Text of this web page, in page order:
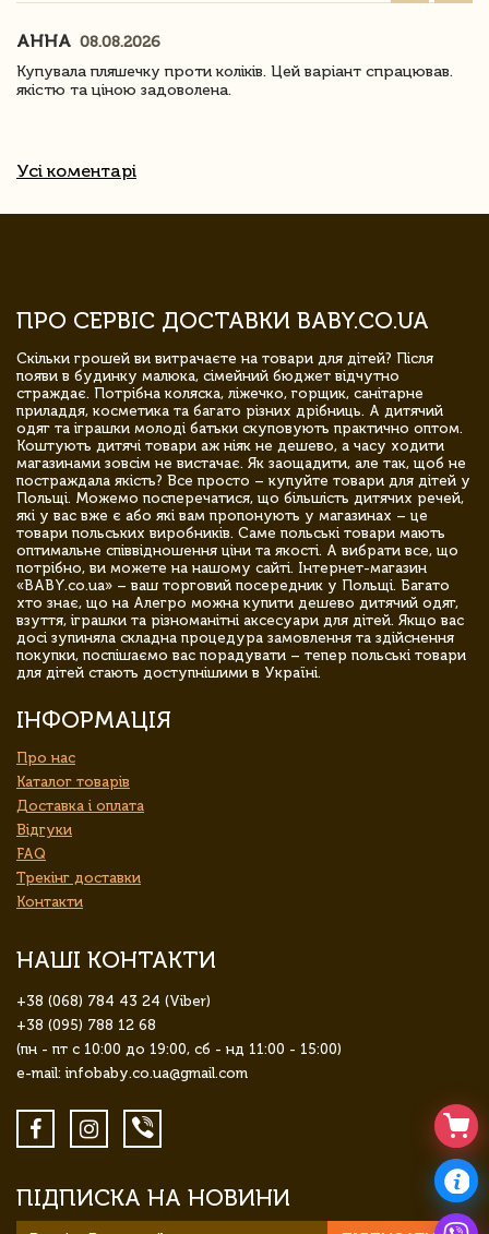
АННА 08.08.2026
Купувала пляшечку проти коліків. Цей варіант спрацював.
якістю та ціною задоволена.
Усі коментарі
ПРО СЕРВІС ДОСТАВКИ BABY.CO.UA
Скільки грошей ви витрачаєте на товари для дітей? Після
появи в будинку малюка, сімейний бюджет відчутно
страждає. Потрібна коляска, ліжечко, горщик, санітарне
приладдя, косметика та багато різних дрібниць. А дитячий
одяг та іграшки молоді батьки скуповують практично оптом.
Коштують дитячі товари аж ніяк не дешево, а часу ходити
магазинами зовсім не вистачає. Як заощадити, але так, щоб не
постраждала якість? Все просто – купуйте товари для дітей у
Польщі. Можемо посперечатися, що більшість дитячих речей,
які у вас вже є або які вам пропонують у магазинах – це
товари польських виробників. Саме польські товари мають
оптимальне співвідношення ціни та якості. А вибрати все, що
потрібно, ви можете на нашому сайті. Інтернет-магазин
«BABY.co.ua» – ваш торговий посередник у Польщі. Багато
хто знає, що на Алегро можна купити дешево дитячий одяг,
взуття, іграшки та різноманітні аксесуари для дітей. Якщо вас
досі зупиняла складна процедура замовлення та здійснення
покупки, поспішаємо вас порадувати – тепер польські товари
для дітей стають доступнішими в Україні.
ІНФОРМАЦІЯ
Про нас
Каталог товарів
Доставка і оплата
Відгуки
FAQ
Трекінг доставки
Контакти
НАШІ КОНТАКТИ
+38 (068) 784 43 24 (Viber)
+38 (095) 788 12 68
(пн - пт с 10:00 до 19:00, сб - нд 11:00 - 15:00)
e-mail: infobaby.co.ua@gmail.com
ПІДПИСКА НА НОВИНИ